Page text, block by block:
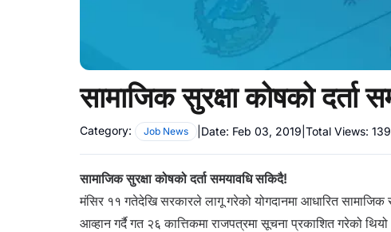
सामाजिक सुरक्षा कोषको दर्ता
Category: Job News Date: Feb 03, 2019 Total Views:
सामाजिक सुरक्षा कोषको दर्ता समयावधि सकिदै!
मंसिर ११ गतेदेखि सरकारले लागू गरेको योगदानमा आधारित सामाजिक
आव्हान गर्दै गत २६ कात्तिकमा राजपत्रमा सूचना प्रकाशित गरेको थियो